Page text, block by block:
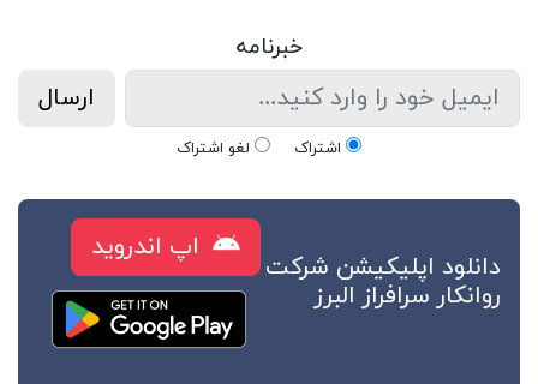
خبرنامه
ارسال
اشتراک لغو اشتراک
دانلود اپلیکیشن شرکت
روانکار سرافراز البرز
اپ اندروید